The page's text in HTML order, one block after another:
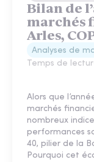
Bilan de
marchés
Arles,
Analyses de
Temps de
Alors que
marchés
nombreux
performances
40, pilier de la
Pourquoi cet